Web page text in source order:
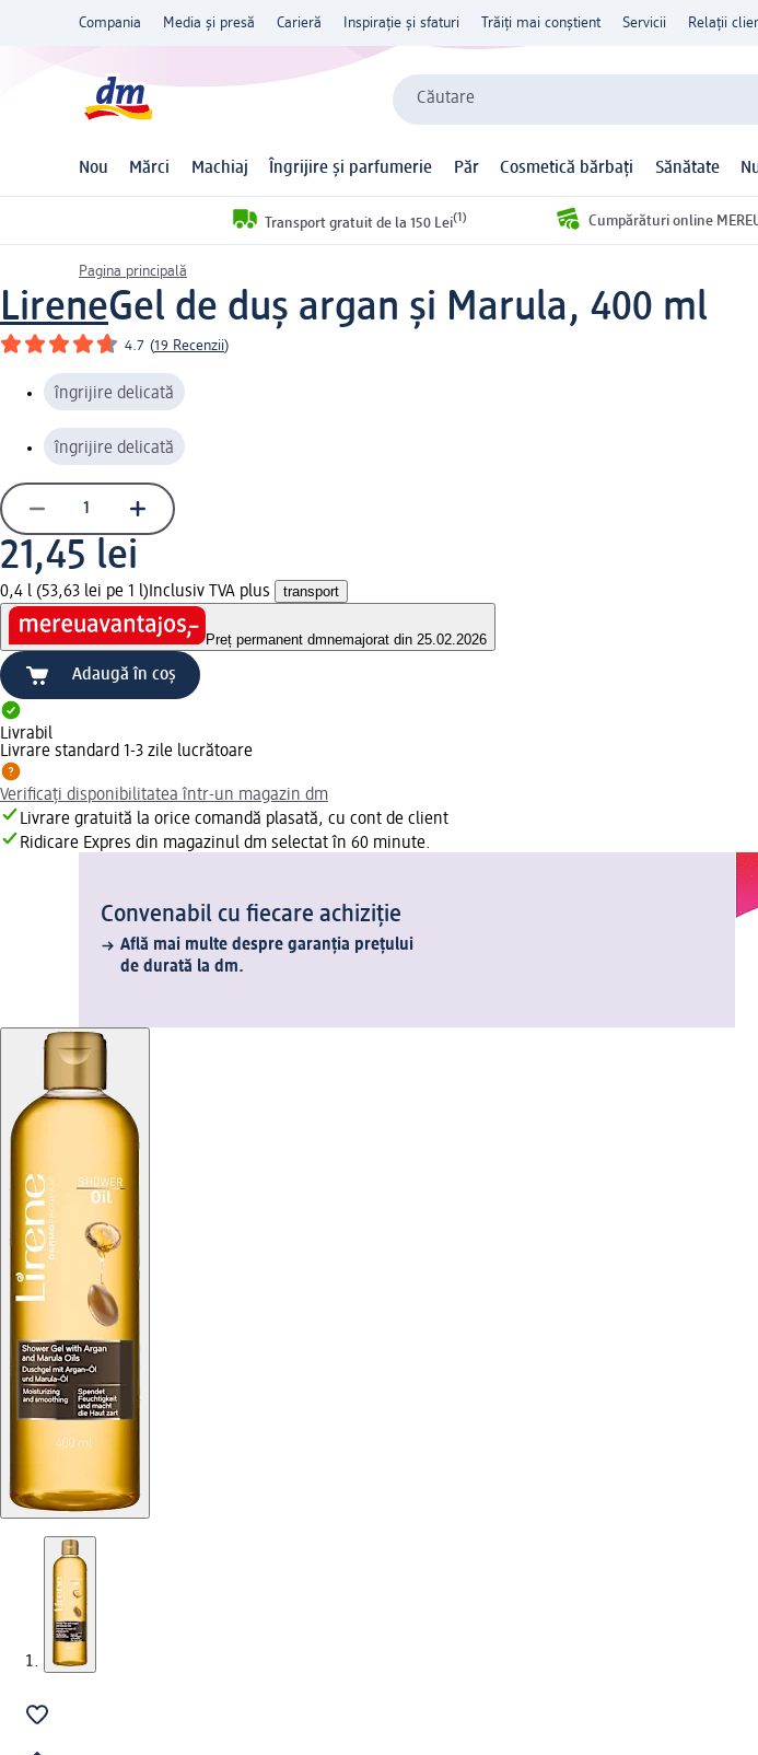
Compania Media și presă Carieră Inspirație și sfaturi Trăiți mai conștient Servicii Relații
Căutare
Nou Mărci Machiaj Îngrijire și parfumerie Păr Cosmetică bărbați Sănătate
Transport gratuit de la 150 Lei(1) Cumpărături online
Pagina principală
LireneGel de duş argan şi Marula, 400 ml
4.7 (19 Recenzii)
îngrijire delicată
îngrijire delicată
21,45 lei
0,4 l (53,63 lei pe 1 l) Inclusiv TVA plus transport
Preț permanent dmnemajorat din 25.02.2026
Adaugă în coș
Livrabil
Livrare standard 1-3 zile lucrătoare
Verificați disponibilitatea într-un magazin dm
Livrare gratuită la orice comandă plasată, cu cont de client
Ridicare Expres din magazinul dm selectat în 60 minute.
Convenabil cu fiecare achiziție
Află mai multe despre garanția prețului
de durată la dm.